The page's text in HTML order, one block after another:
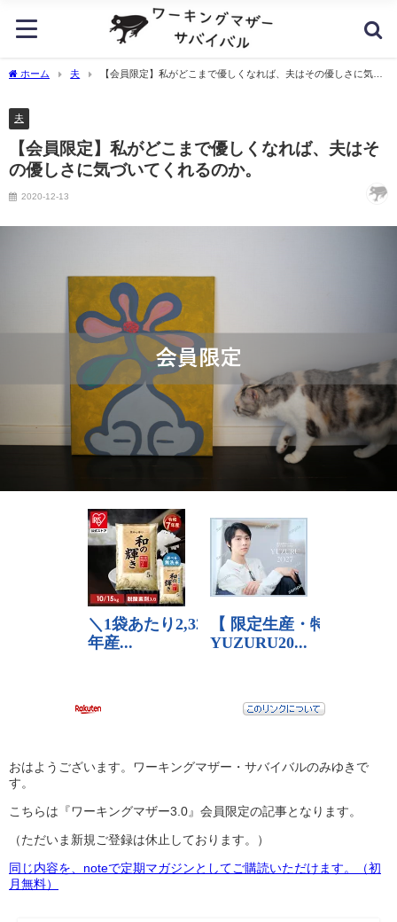
ホーム 夫
【会員限定】私がどこまで優しくなれば、夫はその優しさに気づ
夫
【会員限定】私がどこまで優しくなれば、夫はそ
の優しさに気づいてくれるのか。
2020-12-13
おはようございます。ワーキングマザー・サバイバルのみゆきで
す。
こちらは『ワーキングマザー3.0』会員限定の記事となります。
（ただいま新規ご登録は休止しております。）
同じ内容を、noteで定期マガジンとしてご購読いただけます。（初
月無料）